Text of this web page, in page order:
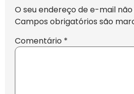
O seu endereço de e-mail
Campos obrigatórios são
Comentário *